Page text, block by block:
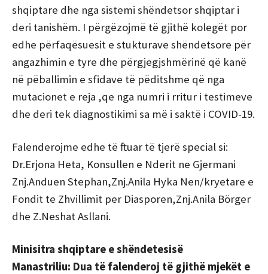
shqiptare dhe nga sistemi shëndetsor shqiptar i
deri tanishëm. I përgëzojmë të gjithë kolegët por
edhe përfaqësuesit e stukturave shëndetsore për
angazhimin e tyre dhe përgjegjshmërinë që kanë
në pëballimin e sfidave të pëditshme që nga
mutacionet e reja ,qe nga numri i rritur i testimeve
dhe deri tek diagnostikimi sa më i saktë i COVID-19.
Falenderojme edhe të ftuar të tjerë special si:
Dr.Erjona Heta, Konsullen e Nderit ne Gjermani
Znj.Anduen Stephan,Znj.Anila Hyka Nen/kryetare e
Fondit te Zhvillimit per Diasporen,Znj.Anila Börger
dhe Z.Neshat Asllani.
Minisitra shqiptare e shëndetesisë
Manastriliu: Dua të falenderoj të gjithë mjekët e